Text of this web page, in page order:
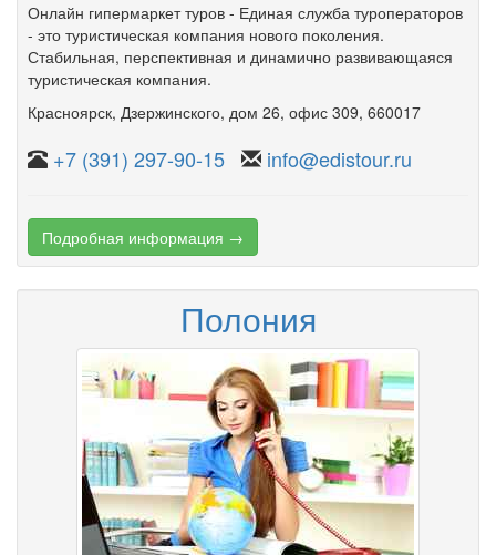
Онлайн гипермаркет туров - Единая служба туроператоров
- это туристическая компания нового поколения.
Стабильная, перспективная и динамично развивающаяся
туристическая компания.
Красноярск, Дзержинского, дом 26, офис 309, 660017
+7 (391) 297-90-15 info@edistour.ru
Подробная информация →
Полония